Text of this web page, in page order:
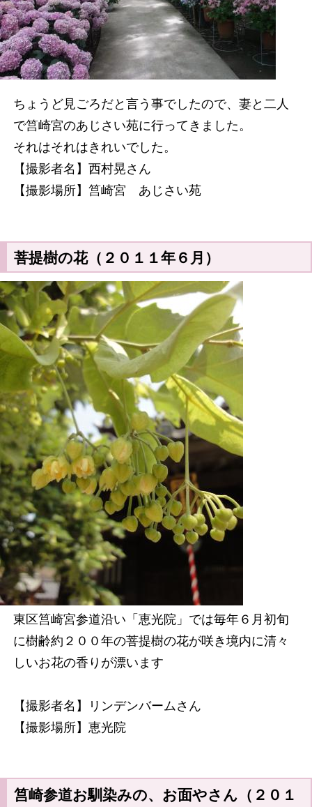
ちょうど見ごろだと言う事でしたので、妻と二人
で筥崎宮のあじさい苑に行ってきました。
それはそれはきれいでした。
【撮影者名】西村晃さん
【撮影場所】筥崎宮 あじさい苑
菩提樹の花（２０１１年６月）
東区筥崎宮参道沿い「恵光院」では毎年６月初旬
に樹齢約２００年の菩提樹の花が咲き境内に清々
しいお花の香りが漂います
【撮影者名】リンデンバームさん
【撮影場所】恵光院
筥崎参道お馴染みの、お面やさん（２０１